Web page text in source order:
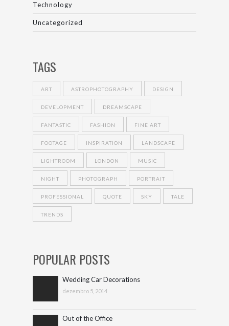
Technology
Uncategorized
TAGS
ART ASTROPHOTOGRAPHY DESIGN
DEVELOPMENT DREAMSCAPE
FANTASTIC FASHION FINE ART
FOOTAGE INSPIRATION LANDSCAPE
LIGHTROOM LONDON MUSIC
NIGHT PHOTOGRAPH PORTRAIT
PROFESSIONAL QUOTE SKY TALE
TRENDS
POPULAR POSTS
Wedding Car Decorations
dezembro 5, 2014
Out of the Office